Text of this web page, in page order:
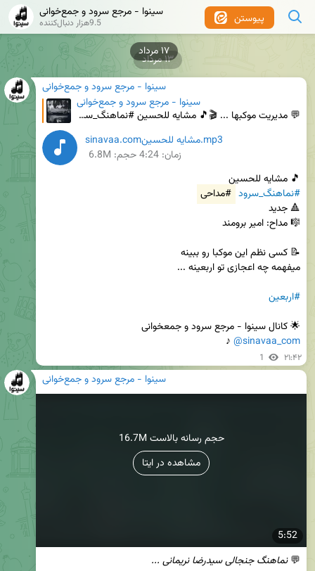
۱۷ مرداد
پیوستن سینوا - مرجع سرود و جمع‌خوانی
9.5هزار دنبال‌کننده
سینوا - مرجع سرود و جمع‌خوانی
سینوا - مرجع سرود و جمع‌خوانی
💬 مدیریت موکبها ... 🎬🎵 مشایه للحسین #نماهنگ_سرود #مداحی #نماهنگ 🔺 جدید 🎼 مداح: امیر برومند 📝 کسی
sinavaa.comمشایه للحسین.mp3
زمان: 4:24حجم: 6.8M
🎵 مشایه للحسین
#نماهنگ_سرود #مداحی
#اربعین
🌟 کانال سینوا - مرجع‌ سرود و جمعخوانی
@sinavaa_com
♪
1 ۲۱:۴۲
۱۳ مرداد
سینوا - مرجع سرود و جمع‌خوانی
5:52
16.7M حجم رسانه بالاست
مشاهده در ایتا
💬 نماهنگ جنجالی سیدرضا نریمانی ...